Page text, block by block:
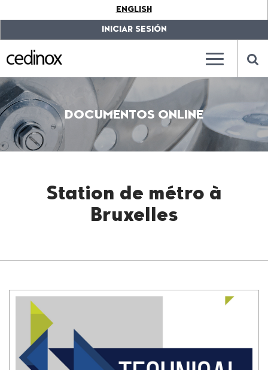
label.access.jump.content???
???
label.access.jump.header???
label.access.jump.footer???
???
label.access.jump.menu???
ENGLISH
INICIAR SESIÓN
???
???
DOCUMENTOS ONLINE
Station de métro à
Bruxelles